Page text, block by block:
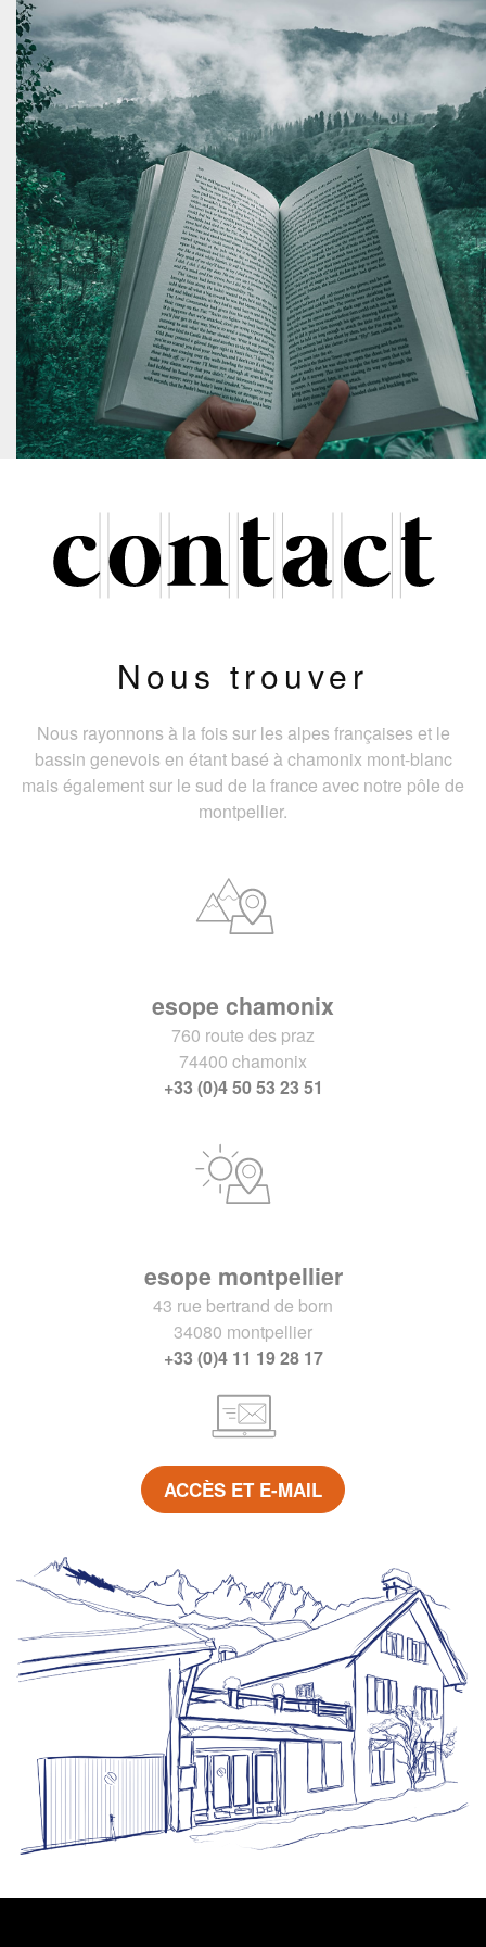
Nous trouver
Nous rayonnons à la fois sur les alpes françaises et le
bassin genevois en étant basé à chamonix mont-blanc
mais également sur le sud de la france avec notre pôle de
montpellier.
esope chamonix
760 route des praz
74400 chamonix
+33 (0)4 50 53 23 51
esope montpellier
43 rue bertrand de born
34080 montpellier
+33 (0)4 11 19 28 17
ACCÈS ET E-MAIL